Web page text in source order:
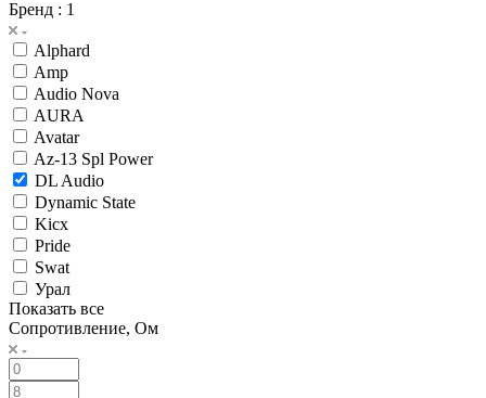
Бренд : 1
Alphard
Amp
Audio Nova
AURA
Avatar
Az-13 Spl Power
DL Audio
Dynamic State
Kicx
Pride
Swat
Урал
Показать все
Сопротивление, Ом